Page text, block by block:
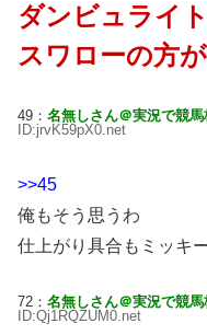
ダンビュライ
スワローの方
49： 名無しさん＠実況で競馬
ID:jrvK59pX0.net
>>45
俺もそう思うわ
仕上がり具合もミッキ
72： 名無しさん＠実況で競馬
ID:Qj1RQZUM0.net